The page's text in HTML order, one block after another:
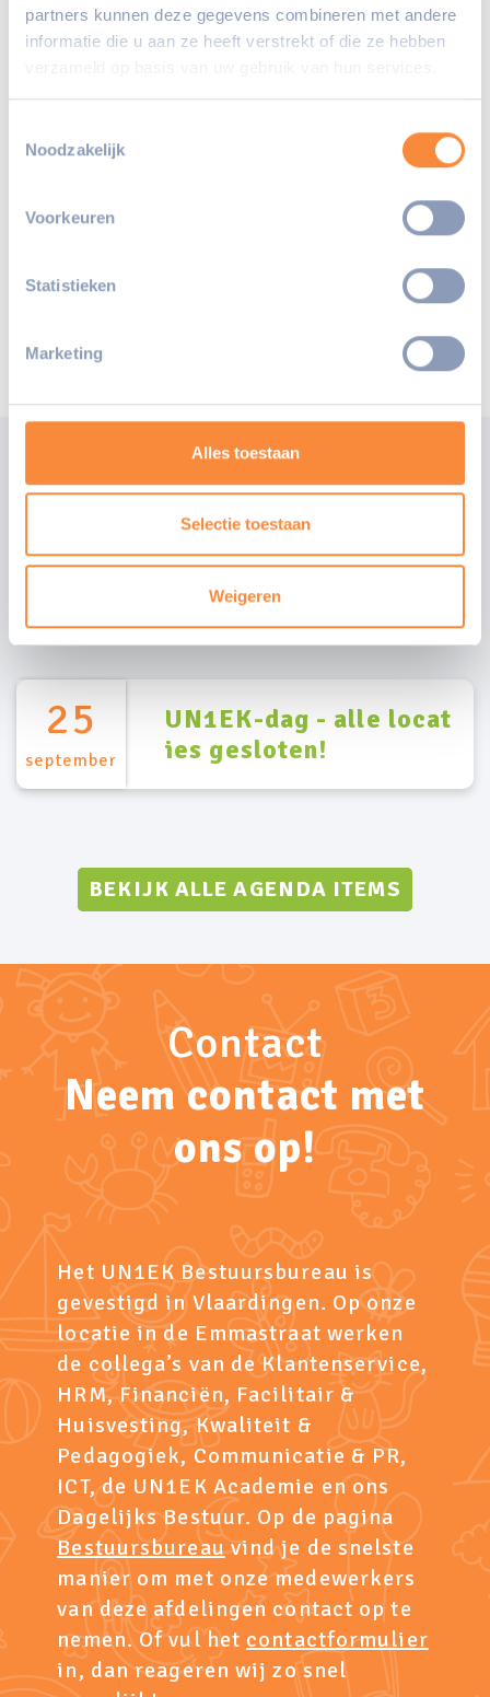
partners kunnen deze gegevens combineren met andere
informatie die u aan ze heeft verstrekt of die ze hebben
Noodzakelijk
Voorkeuren
Statistieken
Marketing
Alles toestaan
Selectie toestaan
Weigeren
Deel deze pagina:
Agenda
Wat is er allemaal te
doen
25
september
UN1EK-dag - alle locat
ies gesloten!
BEKIJK ALLE AGENDA ITEMS
Contact
Neem contact met
ons op!
Het UN1EK Bestuursbureau is
gevestigd in Vlaardingen. Op onze
locatie in de Emmastraat werken
de collega’s van de Klantenservice,
HRM, Financiën, Facilitair &
Huisvesting, Kwaliteit &
Pedagogiek, Communicatie & PR,
ICT, de UN1EK Academie en ons
Dagelijks Bestuur. Op de pagina
Bestuursbureauvind je de snelste
manier om met onze medewerkers
van deze afdelingen contact op te
nemen. Of vul het contactformulier
in, dan reageren wij zo snel